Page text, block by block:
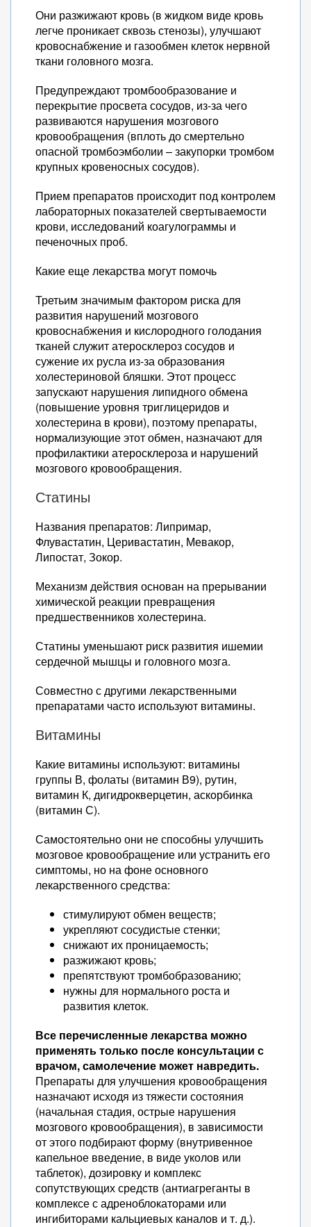
Они разжижают кровь (в жидком виде кровь
легче проникает сквозь стенозы), улучшают
кровоснабжение и газообмен клеток нервной
ткани головного мозга.
Предупреждают тромбообразование и
перекрытие просвета сосудов, из-за чего
развиваются нарушения мозгового
кровообращения (вплоть до смертельно
опасной тромбоэмболии – закупорки тромбом
крупных кровеносных сосудов).
Прием препаратов происходит под контролем
лабораторных показателей свертываемости
крови, исследований коагулограммы и
печеночных проб.
Какие еще лекарства могут помочь
Третьим значимым фактором риска для
развития нарушений мозгового
кровоснабжения и кислородного голодания
тканей служит атеросклероз сосудов и
сужение их русла из-за образования
холестериновой бляшки. Этот процесс
запускают нарушения липидного обмена
(повышение уровня триглицеридов и
холестерина в крови), поэтому препараты,
нормализующие этот обмен, назначают для
профилактики атеросклероза и нарушений
мозгового кровообращения.
Статины
Названия препаратов: Липримар,
Флувастатин, Церивастатин, Мевакор,
Липостат, Зокор.
Механизм действия основан на прерывании
химической реакции превращения
предшественников холестерина.
Статины уменьшают риск развития ишемии
сердечной мышцы и головного мозга.
Совместно с другими лекарственными
препаратами часто используют витамины.
Витамины
Какие витамины используют: витамины
группы В, фолаты (витамин В9), рутин,
витамин К, дигидрокверцетин, аскорбинка
(витамин С).
Самостоятельно они не способны улучшить
мозговое кровообращение или устранить его
симптомы, но на фоне основного
лекарственного средства:
стимулируют обмен веществ;
укрепляют сосудистые стенки;
снижают их проницаемость;
разжижают кровь;
препятствуют тромбобразованию;
нужны для нормального роста и
развития клеток.
Все перечисленные лекарства можно
применять только после консультации с
врачом, самолечение может навредить.
Препараты для улучшения кровообращения
назначают исходя из тяжести состояния
(начальная стадия, острые нарушения
мозгового кровообращения), в зависимости
от этого подбирают форму (внутривенное
капельное введение, в виде уколов или
таблеток), дозировку и комплекс
сопутствующих средств (антиагреганты в
комплексе с адреноблокаторами или
ингибиторами кальциевых каналов и т. д.).